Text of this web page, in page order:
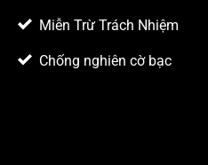
Miễn Trừ Trách Nhiệm
Chống nghiên cờ bạc